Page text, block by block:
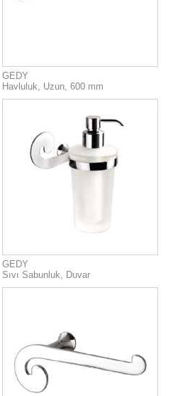
GEDY
Havluluk, Uzun, 600 mm
GEDY
Sıvı Sabunluk, Duvar